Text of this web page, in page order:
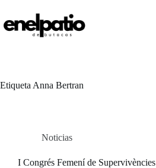
contenido
Etiqueta Anna Bertran
Noticias
I Congrés Femení de Supervivències